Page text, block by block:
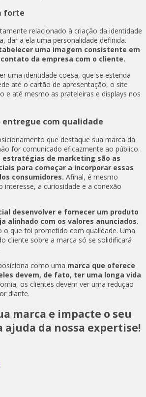
forte
relacionado à criação da identidade
dar a ela uma personalidade definida.
uma imagem consistente em
da empresa com o cliente.
uma identidade coesa, que se estenda
até o cartão de apresentação, o site
e até mesmo as prateleiras e displays nos
entregue com qualidade
que destaque sua marca da
for comunicado eficazmente ao público.
estratégias de marketing são as
para começar a incorporar essas
consumidores. Afinal, é mesmo
interesse, a curiosidade e a conexão
desenvolver e fornecer um produto
alinhado com os valores anunciados.
o que foi prometido com qualidade. Uma
cliente sobre a marca só se solidificará
como uma marca que oferece
devem, de fato, ter uma longa vida
os clientes devem ver uma redução
diante.
marca e impacte o seu
ajuda da nossa expertise!